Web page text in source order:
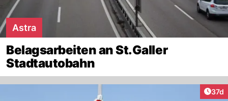
Astra
Belagsarbeiten an St.Galler
Stadtautobahn
37d